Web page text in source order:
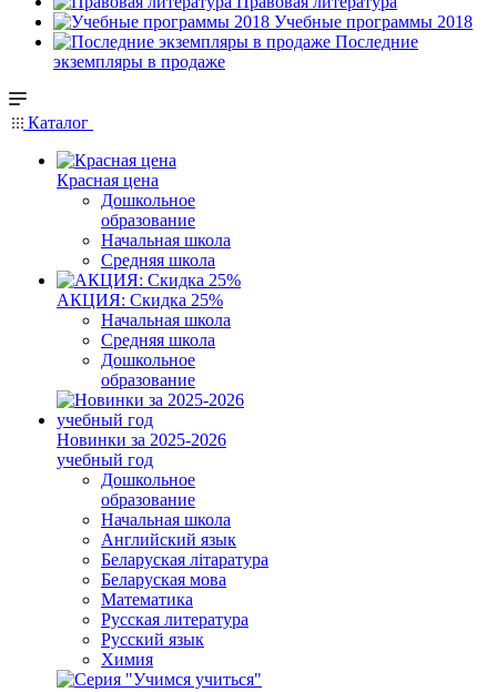
Учебные программы 2018
Последние
экземпляры в продаже
Каталог
Красная цена
Дошкольное
образование
Начальная школа
Средняя школа
АКЦИЯ: Скидка 25%
Начальная школа
Средняя школа
Дошкольное
образование
Новинки за 2025-2026
учебный год
Дошкольное
образование
Начальная школа
Английский язык
Беларуская літаратура
Беларуская мова
Математика
Русская литература
Русский язык
Химия